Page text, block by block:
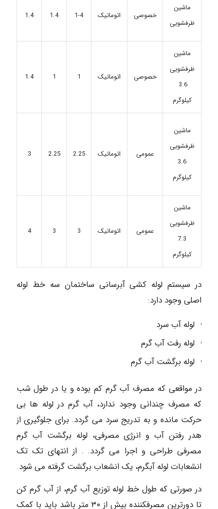
ماشین
ظرفشویی
خصوصی اتوماتیک 1-4
1.4
1.4
ماشین
ظرفشویی
کیلوگرم
خصوصی اتوماتیک 1
1
1.4
ماشین
ظرفشویی
3.6
کیلوگرم
عمومی اتوماتیک 2.25
2.25
3
ماشین
ظرفشویی
7.3
کیلوگرم
عمومی اتوماتیک 3
3
4
در سیستم لوله کشی آبرسانی ساختمان سه خط لوله
اصلی وجود دارد:
لوله آب سرد
لوله رفت آب گرم
لوله برگشت آب گرم
در مواقعی که مصرف آب گرم کم بوده و یا در طول شب
که مصرف چندانی وجود ندارد، آب گرم در لوله ها بی
حرکت مانده و به تدریج سرد می گردد. برای جلوگیری از
هدر رفتن آب و انرژی مصرفی، لوله برگشت آب گرم
مصرفی طراحی و اجرا می گردد. . از انتهای تک تک
انشعابات لوله آبگرم، یک انشعاب برگشت گرفته می شود.
در صورتی که طول خط لوله توزیع آب گرم، از آب گرم کن
تا دورترین مصرفکننده بیش از ۳۰ متر باشد باید با کمک